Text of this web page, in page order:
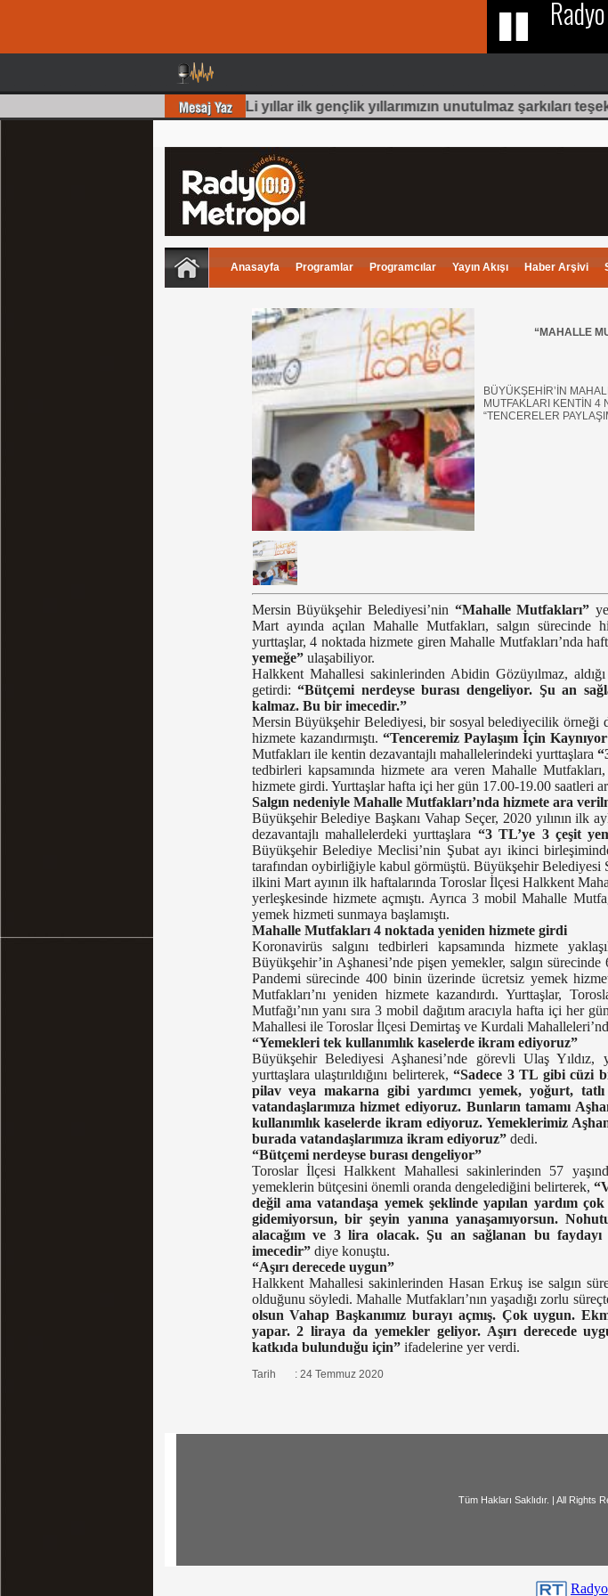
, Harika bir bölüm olmuş 70 Li yıllar ilk gençlik yıllarımızın unutulmaz şarkıları
Anasayfa Programlar Programcılar Yayın Akışı Haber Arşivi
“MAHALLE
BÜYÜKŞEHİR’İN
MUTFAKLARI KENTİN 4
“TENCERELER
Mersin Büyükşehir Belediyesi’nin “Mahalle Mutfakları”
Mart ayında açılan Mahalle Mutfakları, salgın sürecinde
yurttaşlar, 4 noktada hizmete giren Mahalle Mutfakları’nda
yemeğe” ulaşabiliyor.
Halkkent Mahallesi sakinlerinden Abidin Gözüyılmaz,
getirdi:“Bütçemi nerdeyse burası dengeliyor. Şu an
kalmaz. Bu bir imecedir.”
Mersin Büyükşehir Belediyesi, bir sosyal belediyecilik örneği
hizmete kazandırmıştı. “Tenceremiz Paylaşım İçin
Mutfakları ile kentin dezavantajlı mahallelerindeki yurttaşlara
tedbirleri kapsamında hizmete ara veren Mahalle
hizmete girdi. Yurttaşlar hafta içi her gün 17.00-19.00 saatleri
Salgın nedeniyle Mahalle Mutfakları’nda hizmete ara
Büyükşehir Belediye Başkanı Vahap Seçer, 2020 yılının ilk
dezavantajlı mahallelerdeki yurttaşlara “3 TL’ye 3 çeşit
Büyükşehir Belediye Meclisi’nin Şubat ayı ikinci
tarafından oybirliğiyle kabul görmüştü. Büyükşehir Belediyesi
ilkini Mart ayının ilk haftalarında Toroslar İlçesi Halkkent
yerleşkesinde hizmete açmıştı. Ayrıca 3 mobil Mahalle
yemek hizmeti sunmaya başlamıştı.
Mahalle Mutfakları 4 noktada yeniden hizmete girdi
Koronavirüs salgını tedbirleri kapsamında hizmete
Büyükşehir’in Aşhanesi’nde pişen yemekler, salgın
Pandemi sürecinde 400 binin üzerinde ücretsiz yemek
Mutfakları’nı yeniden hizmete kazandırdı. Yurttaşlar,
Mutfağı’nın yanı sıra 3 mobil dağıtım aracıyla hafta içi her
Mahallesi ile Toroslar İlçesi Demirtaş ve Kurdali
“Yemekleri tek kullanımlık kaselerde ikram ediyoruz”
Büyükşehir Belediyesi Aşhanesi’nde görevli Ulaş
yurttaşlara ulaştırıldığını belirterek, “Sadece 3 TL gibi cüzi
pilav veya makarna gibi yardımcı yemek, yoğurt,
vatandaşlarımıza hizmet ediyoruz. Bunların tamamı
kullanımlık kaselerde ikram ediyoruz. Yemeklerimiz
burada vatandaşlarımıza ikram ediyoruz”dedi.
“Bütçemi nerdeyse burası dengeliyor”
Toroslar İlçesi Halkkent Mahallesi sakinlerinden 57
yemeklerin bütçesini önemli oranda dengelediğini belirterek,
değil ama vatandaşa yemek şeklinde yapılan yardım
gidemiyorsun, bir şeyin yanına yanaşamıyorsun.
alacağım ve 3 lira olacak. Şu an sağlanan bu
imecedir” diye konuştu.
“Aşırı derecede uygun”
Halkkent Mahallesi sakinlerinden Hasan Erkuş ise salgın
olduğunu söyledi. Mahalle Mutfakları’nın yaşadığı zorlu
olsun Vahap Başkanımız burayı açmış. Çok uygun.
yapar. 2 liraya da yemekler geliyor. Aşırı derecede
katkıda bulunduğu için”ifadelerine yer verdi.
Tarih : 24 Temmuz 2020
Tüm Hakları Saklıdır. | All Rights